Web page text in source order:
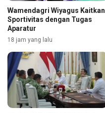
Wamendagri Wiyagus Kaitkan
Sportivitas dengan Tugas
Aparatur
18 jam yang lalu